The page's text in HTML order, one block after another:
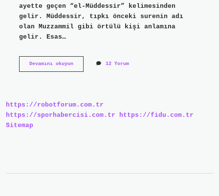
ayette geçen “el-Müddessir” kelimesinden
gelir. Müddessir, tıpkı önceki surenin adı
olan Muzzammil gibi örtülü kişi anlamına
gelir. Esas…
Devamını okuyunMüddessir
12 Yorum
https://robotforum.com.tr
https://sporhabercisi.com.tr
https://fidu.com.tr
Sitemap